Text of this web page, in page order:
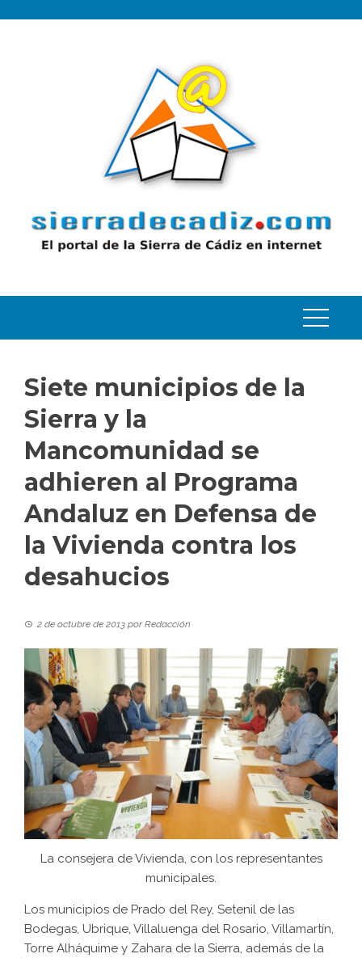
Siete municipios de la
Sierra y la
Mancomunidad se
adhieren al Programa
Andaluz en Defensa de
la Vivienda contra los
desahucios
2 de octubre de 2013 porRedacción
La consejera de Vivienda, con los representantes
municipales.
Los municipios de Prado del Rey, Setenil de las
Bodegas, Ubrique, Villaluenga del Rosario, Villamartín,
Torre Alháquime y Zahara de la Sierra, además de la